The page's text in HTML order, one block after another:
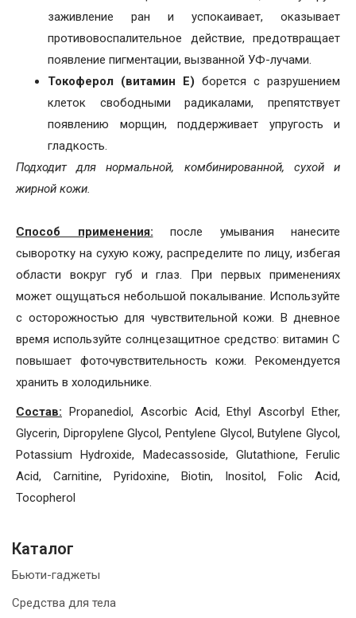
заживление ран и успокаивает, оказывает
противовоспалительное действие, предотвращает
появление пигментации, вызванной УФ-лучами.
Токоферол (витамин E) борется с разрушением
клеток свободными радикалами, препятствует
появлению морщин, поддерживает упругость и
гладкость.
Подходит для нормальной, комбинированной, сухой и
жирной кожи.
Способ применения: после умывания нанесите
сыворотку на сухую кожу, распределите по лицу, избегая
области вокруг губ и глаз. При первых применениях
может ощущаться небольшой покалывание. Используйте
с осторожностью для чувствительной кожи. В дневное
время используйте солнцезащитное средство: витамин C
повышает фоточувствительность кожи. Рекомендуется
хранить в холодильнике.
Состав: Propanediol, Ascorbic Acid, Ethyl Ascorbyl Ether,
Glycerin, Dipropylene Glycol, Pentylene Glycol, Butylene Glycol,
Potassium Hydroxide, Madecassoside, Glutathione, Ferulic
Acid, Carnitine, Pyridoxine, Biotin, Inositol, Folic Acid,
Tocopherol
Каталог
Бьюти-гаджеты
Средства для тела